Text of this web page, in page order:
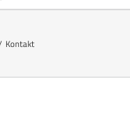
Kontakt